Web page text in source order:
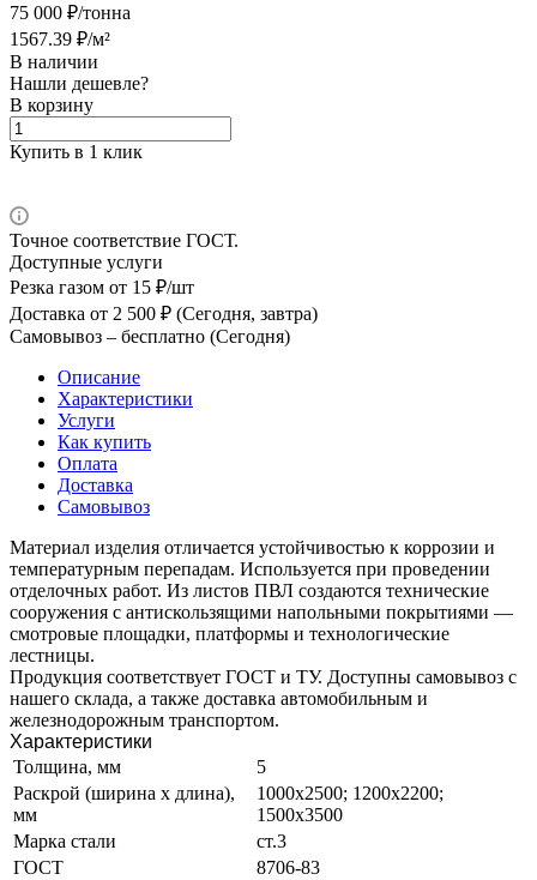
75 000 ₽/тонна
1567.39 ₽/м²
В наличии
Нашли дешевле?
В корзину
Купить в 1 клик
Точное соответствие ГОСТ.
Доступные услуги
Резка газом от 15 ₽/шт
Доставка от 2 500 ₽ (Сегодня, завтра)
Самовывоз – бесплатно (Сегодня)
Описание
Характеристики
Услуги
Как купить
Оплата
Доставка
Самовывоз
Материал изделия отличается устойчивостью к коррозии и
температурным перепадам. Используется при проведении
отделочных работ. Из листов ПВЛ создаются технические
сооружения с антискользящими напольными покрытиями —
смотровые площадки, платформы и технологические
лестницы.
Продукция соответствует ГОСТ и ТУ. Доступны самовывоз с
нашего склада, а также доставка автомобильным и
железнодорожным транспортом.
Характеристики
Толщина, мм
5
Раскрой (ширина х длина),
мм
1000х2500; 1200х2200;
1500х3500
Марка стали
ст.3
ГОСТ
8706-83